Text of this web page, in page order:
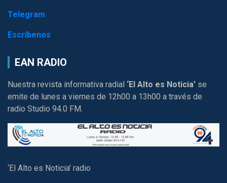
Telegram
Escríbenos
EAN RADIO
Nuestra revista informativa radial ‘El Alto es Noticia’ se
emite de lunes a viernes de 12h00 a 13h00 a través de
radio Studio 94.0 FM.
‘El Alto es Noticia’ radio